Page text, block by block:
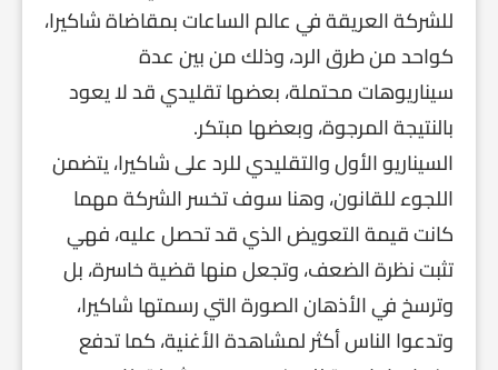
للشركة العريقة في عالم الساعات بمقاضاة شاكيرا،
كواحد من طرق الرد، وذلك من بين عدة
سيناريوهات محتملة، بعضها تقليدي قد لا يعود
بالنتيجة المرجوة، وبعضها مبتكر.
السيناريو الأول والتقليدي للرد على شاكيرا، يتضمن
اللجوء للقانون، وهنا سوف تخسر الشركة مهما
كانت قيمة التعويض الذي قد تحصل عليه، فهي
تثبت نظرة الضعف، وتجعل منها قضية خاسرة، بل
وترسخ في الأذهان الصورة التي رسمتها شاكيرا،
وتدعوا الناس أكثر لمشاهدة الأغنية، كما تدفع